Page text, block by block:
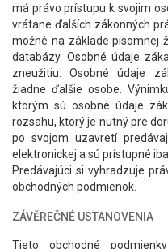
má právo prístupu k svojim
vrátane ďalších zákonných
možné na základe písomnej
databázy. Osobné údaje
zneužitiu. Osobné údaje
žiadne ďalšie osobe.
ktorým sú osobné údaje
rozsahu, ktorý je nutný pre
po svojom uzavretí
elektronickej a sú prístupné
Predávajúci si vyhradzuje
obchodných podmienok.
ZÁVĚREČNÉ USTANOVENIA
Tieto obchodné